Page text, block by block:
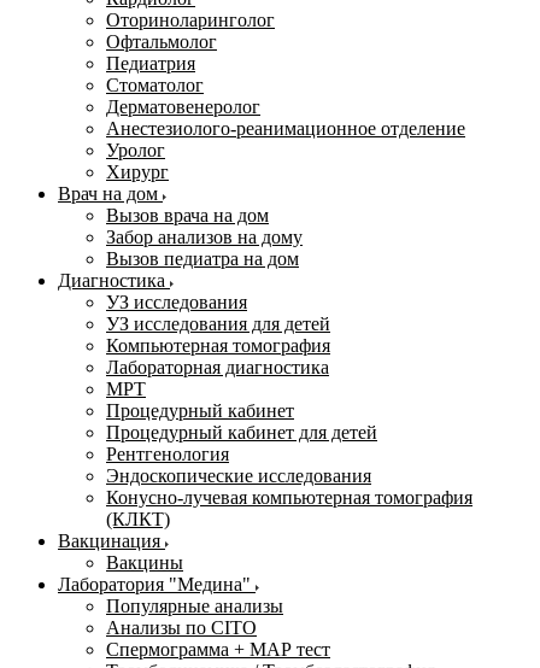
Оториноларинголог
Офтальмолог
Педиатрия
Стоматолог
Дерматовенеролог
Анестезиолого-реанимационное отделение
Уролог
Хирург
Врач на дом
Вызов врача на дом
Забор анализов на дому
Вызов педиатра на дом
Диагностика
УЗ исследования
УЗ исследования для детей
Компьютерная томография
Лабораторная диагностика
МРТ
Процедурный кабинет
Процедурный кабинет для детей
Рентгенология
Эндоскопические исследования
Конусно-лучевая компьютерная томография
(КЛКТ)
Вакцинация
Вакцины
Лаборатория "Медина"
Популярные анализы
Анализы по CITO
Спермограмма + МАР тест